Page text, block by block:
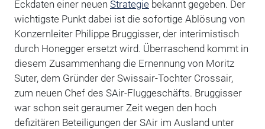
Eckdaten einer neuen Strategiebekannt gegeben. Der
wichtigste Punkt dabei ist die sofortige Ablösung von
Konzernleiter Philippe Bruggisser, der interimistisch
durch Honegger ersetzt wird. Überraschend kommt in
diesem Zusammenhang die Ernennung von Moritz
Suter, dem Gründer der Swissair-Tochter Crossair,
zum neuen Chef des SAir-Fluggeschäfts. Bruggisser
war schon seit geraumer Zeit wegen den hoch
defizitären Beteiligungen der SAir im Ausland unter